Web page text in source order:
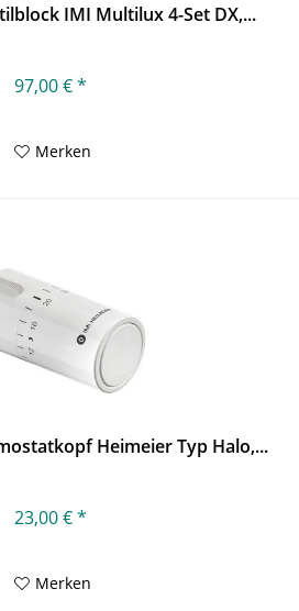
IMI Multilux 4-Set DX,...
97,00 € *
Merken
Heimeier Typ Halo,...
23,00 € *
Merken